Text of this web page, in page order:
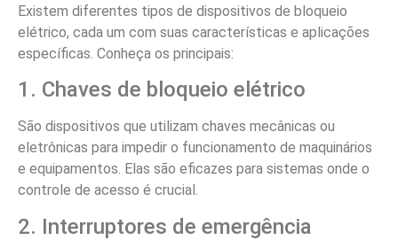
Existem diferentes tipos de dispositivos de bloqueio
elétrico, cada um com suas características e aplicações
específicas. Conheça os principais:
1. Chaves de bloqueio elétrico
São dispositivos que utilizam chaves mecânicas ou
eletrônicas para impedir o funcionamento de maquinários
e equipamentos. Elas são eficazes para sistemas onde o
controle de acesso é crucial.
2. Interruptores de emergência